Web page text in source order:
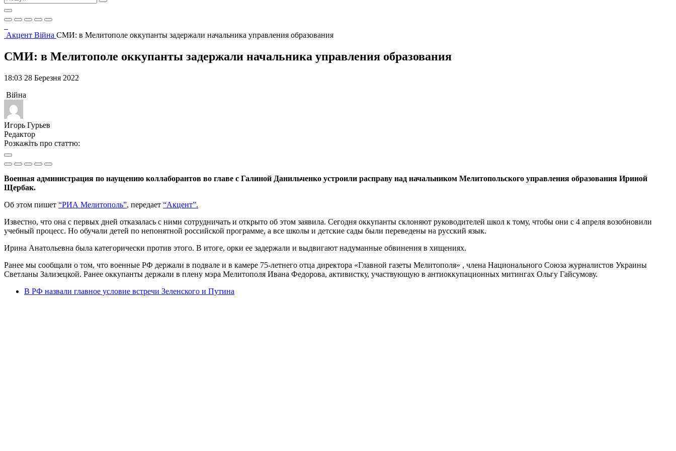
Акцент Війна СМИ: в Мелитополе оккупанты задержали начальника управления образования
СМИ: в Мелитополе оккупанты задержали начальника управления образования
18:03 28 Березня 2022
Війна
Игорь Гурьев
Редактор
Розкажіть про статтю:
Военная администрация по наущению коллаборантов во главе с Галиной Данильченко устроили расправу над начальником Мелитопольского управления образования Ириной
Щербак.
Об этом пишет “РИА Мелитополь”, передает “Акцент”.
Известно, что она с первых дней отказалась с ними сотрудничать и открыто об этом заявила. Сегодня оккупанты склоняют руководителей школ к тому, чтобы они с 4 апреля возобновили
учебный процесс. Но обучали детей по непонятной российской программе, а все школы и детские сады были переведены на русский язык.
Ирина Анатольевна была категорически против этого. В итоге, орки ее задержали и выдвигают надуманные обвинения в хищениях.
Ранее мы сообщали о том, что военные РФ держали в подвале и в камере 75-летнего отца директора «Главной газеты Мелитополя» , члена Национального Союза журналистов Украины
Светланы Зализецкой. Ранее оккупанты держали в плену мэра Мелитополя Ивана Федорова, активистку, участвующую в антиоккупационных митингах Ольгу Гайсумову.
В РФ назвали главное условие встречи Зеленского и Путина